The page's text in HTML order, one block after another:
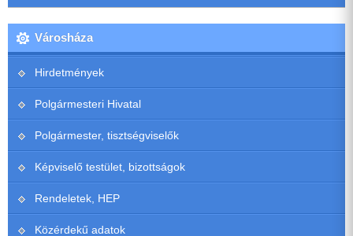
Városháza
Hirdetmények
Polgármesteri Hivatal
Polgármester, tisztségviselők
Képviselő testület, bizottságok
Rendeletek, HEP
Közérdekű adatok